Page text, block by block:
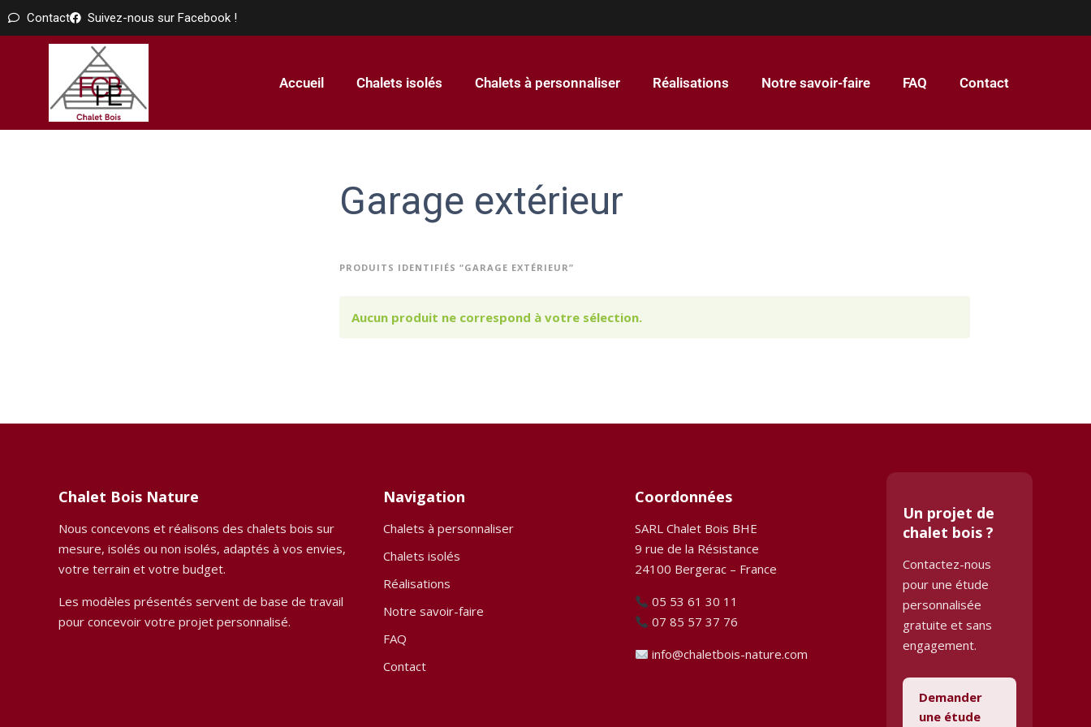
Contact Suivez-nous sur Facebook !
Accueil Chalets isolés Chalets à personnaliser Réalisations Notre savoir-faire FAQ Contact
Garage extérieur
PRODUITS IDENTIFIÉS “GARAGE EXTÉRIEUR”
Aucun produit ne correspond à votre sélection.
Chalet Bois Nature
Nous concevons et réalisons des chalets bois sur
mesure, isolés ou non isolés, adaptés à vos envies,
votre terrain et votre budget.
Les modèles présentés servent de base de travail
pour concevoir votre projet personnalisé.
Navigation
Chalets à personnaliser
Chalets isolés
Réalisations
Notre savoir-faire
FAQ
Contact
Coordonnées
SARL Chalet Bois BHE
9 rue de la Résistance
24100 Bergerac – France
05 53 61 30 11
07 85 57 37 76
info@chaletbois-nature.com
Un projet de
chalet bois ?
Contactez-nous
pour une étude
personnalisée
gratuite et sans
engagement.
Demander
une étude